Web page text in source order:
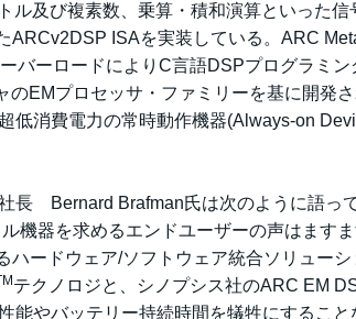
ル及び複素数、乗算・積和演算といった
ISAを実装している。ARC
バーロードによりC言語DSPプログラミン
EMプロセッサ・ファミリーを基に開発
低消費電力の常時動作機器(Always-on
長 Bernard Brafman氏は次のように語っ
機器を求めるエンドユーザーの声はます
ードウェア/ソフトウェア統合ソリュー
テクノロジと、シノプシス社のARC EM
能やバッテリー持続時間を犠牲にするこ